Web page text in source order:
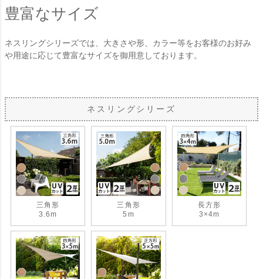
豊富なサイズ
ネスリングシリーズでは、大きさや形、カラー等をお客様のお好み
や用途に応じて豊富なサイズを御用意しております。
ネスリングシリーズ
三角形
3.6m
三角形
5m
長方形
3×4m